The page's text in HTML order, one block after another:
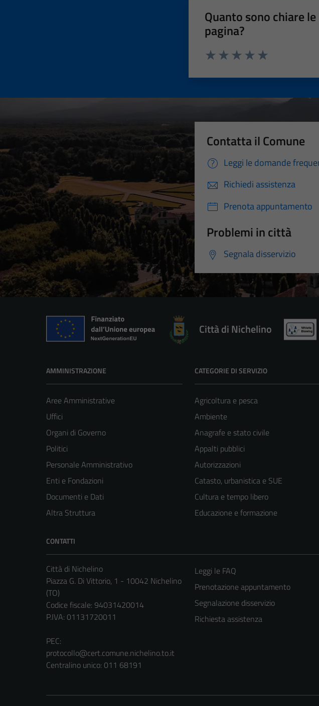
Quanto sono chiare
pagina?
Contatta il Comune
Leggi le domande
Richiedi assistenza
Prenota appuntamento
Problemi in città
Segnala disservizio
Città di Nichelino
AMMINISTRAZIONE
Aree Amministrative
Uffici
Organi di Governo
Politici
Personale Amministrativo
Enti e Fondazioni
Documenti e Dati
Altra Struttura
CATEGORIE DI SERVIZIO
Agricoltura e pesca
Ambiente
Anagrafe e stato civile
Appalti pubblici
Autorizzazioni
Catasto, urbanistica e SUE
Cultura e tempo libero
Educazione e formazione
CONTATTI
Città di Nichelino
Piazza G. Di Vittorio, 1 - 10042 Nichelino
(TO)
Codice fiscale: 94031420014
P.IVA: 01131720011
PEC:
protocollo@cert.comune.nichelino.to.it
Centralino unico: 011 68191
Leggi le FAQ
Prenotazione appuntamento
Segnalazione disservizio
Richiesta assistenza